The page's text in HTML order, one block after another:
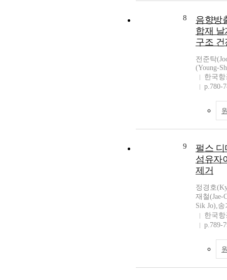
8
음향방
합재
구조
전준탁
(Young-
한국
p.780-
9
펄스
섬유자
제거
정경호
재철(Jae-
Sik Jo),
한국
p.789-